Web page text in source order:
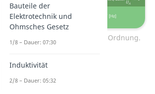
Bodediagramm Hochpass 1. Ordnung.
Beachte, dass die
Frequenzlogarithmisch
Bauteile der
Elektrotechnik und
Ohmsches Gesetz
1/8 – Dauer: 07:30
Induktivität
2/8 – Dauer: 05:32